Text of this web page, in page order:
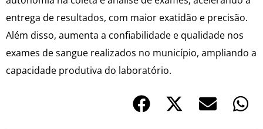
entrega de resultados, com maior exatidão e precisão.
Além disso, aumenta a confiabilidade e qualidade nos
exames de sangue realizados no município, ampliando a
capacidade produtiva do laboratório.